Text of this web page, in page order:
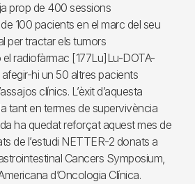
prop de 400 sessions
100 pacients en el marc del seu
per tractar els tumors
radiofàrmac [177Lu]Lu-DOTA-
hi un 50 altres pacients
clínics. L’èxit d’aquesta
tant en termes de supervivència
ha quedat reforçat aquest mes de
de l’estudi NETTER-2 donats a
Cancers Symposium,
d’Oncologia Clínica.